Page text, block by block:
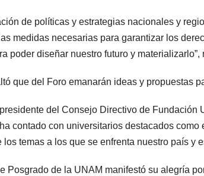
de políticas y estrategias nacionales y
medidas necesarias para garantizar los
poder diseñar nuestro futuro y materializarlo”,
que del Foro emanarán ideas y propuestas
del Consejo Directivo de Fundación
contado con universitarios destacados
temas a los que se enfrenta nuestro país y
Posgrado de la UNAM manifestó su alegría